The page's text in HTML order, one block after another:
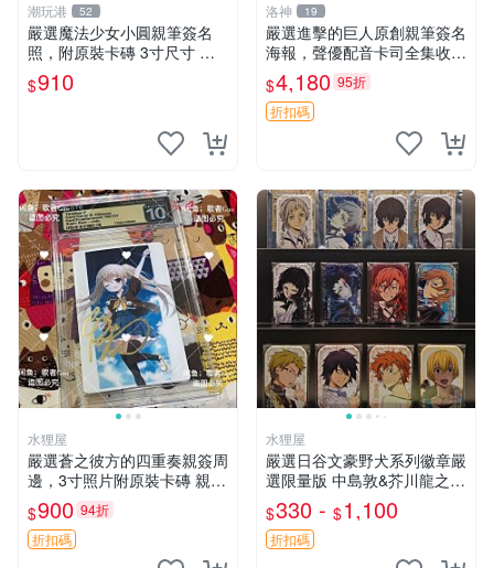
潮玩港 52
嚴選魔法少女小圓親筆簽名
照，附原裝卡磚 3寸尺寸 親
簽紀念品 小圓周邊 畫集 監督
親筆
$910
洛神 19
嚴選進擊的巨人原創親筆簽名
海報，聲優配音卡司全集收藏
推薦 艾倫、三笠、阿明、埃
爾文巨細靡遺肖像照
$4,180 95折
折扣碼
水狸屋
嚴選蒼之彼方的四重奏親簽周
邊，3寸照片附原裝卡磚 親簽
照 收藏級 影印品 杜蕾斯相紙
質地 限量版 Aokana Four Rh
ythm 藍光紀念照 簽名
$900 94折
折扣碼
水狸屋
嚴選日谷文豪野犬系列徽章嚴
選限量版 中島敦&芥川龍之介
&太宰治&中原中也&國木田獨
步&江戶川亂步&谷崎潤一郎&
宮澤賢治官方正品 標芥川中
$330 - $1,100
折扣碼